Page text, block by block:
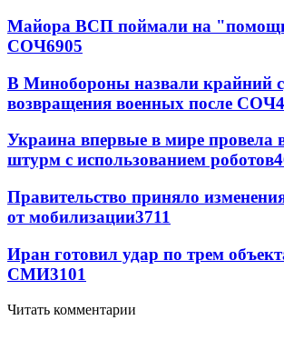
Майора ВСП поймали на
СОЧ6905
В Минобороны назвали крайний
возвращения военных после СОЧ
Украина впервые в мире провела
штурм с использованием роботов
Правительство приняло
от мобилизации3711
Иран готовил удар по трем
СМИ3101
Читать комментарии